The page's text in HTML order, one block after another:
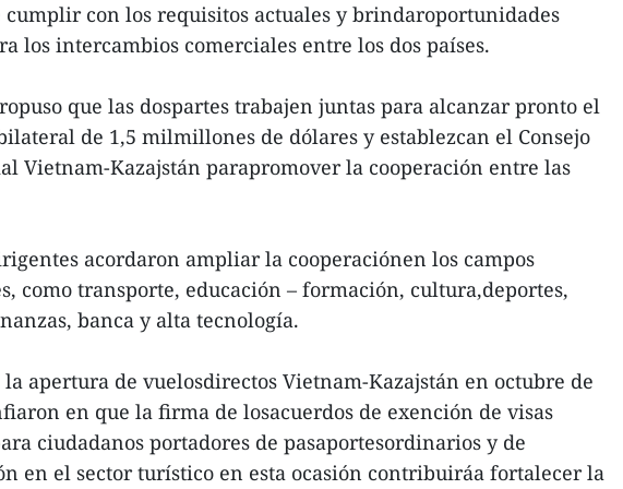
cumplir con los requisitos actuales y brindaroportunidades
los intercambios comerciales entre los dos países.
que las dospartes trabajen juntas para alcanzar pronto el
de 1,5 milmillones de dólares y establezcan el Consejo
Vietnam-Kazajstán parapromover la cooperación entre las
acordaron ampliar la cooperaciónen los campos
como transporte, educación – formación, cultura,deportes,
banca y alta tecnología.
apertura de vuelosdirectos Vietnam-Kazajstán en octubre de
en que la firma de losacuerdos de exención de visas
ciudadanos portadores de pasaportesordinarios y de
en el sector turístico en esta ocasión contribuiráa fortalecer la